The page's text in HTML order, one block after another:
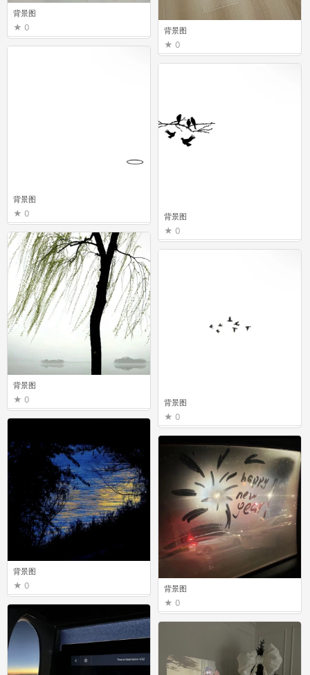
背景图
0
背景图
0
背景图
0
背景图
0 背景图
0
背景图
0
背景图
0
背景图
0